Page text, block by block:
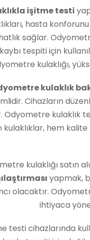
işitme testi
hasta
sağlar.
tespiti için
kulaklığı,
kulaklık
Cihazların
Odyometre kulaklık
kulaklıklar, hem
kulaklığı satın
yapmak,
olacaktır.
ihtiyaca
testi cihazlarında